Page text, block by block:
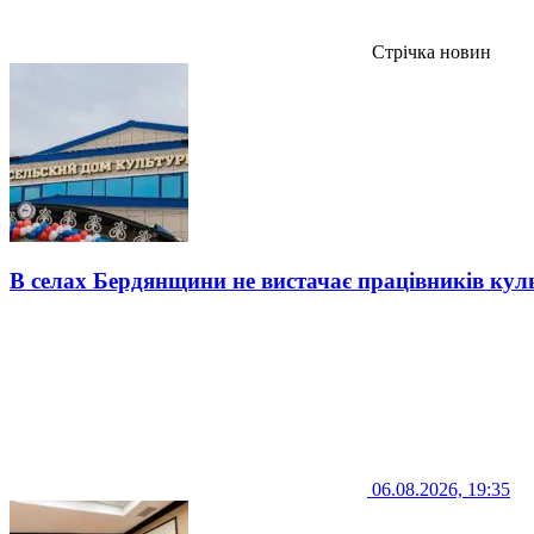
Стрічка новин
В селах Бердянщини не вистачає працівників
06.08.2026, 19:35